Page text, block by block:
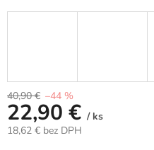
40,90 € –44 %
22,90 € / ks
18,62 € bez DPH